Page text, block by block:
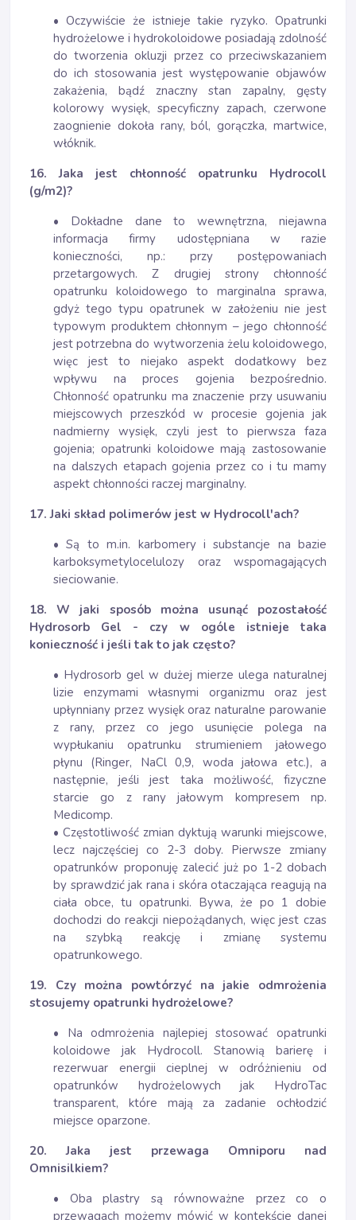
• Oczywiście że istnieje takie ryzyko. Opatrunki
hydrożelowe i hydrokoloidowe posiadają zdolność
do tworzenia okluzji przez co przeciwskazaniem
do ich stosowania jest występowanie objawów
zakażenia, bądź znaczny stan zapalny, gęsty
kolorowy wysięk, specyficzny zapach, czerwone
zaognienie dokoła rany, ból, gorączka, martwice,
włóknik.
16. Jaka jest chłonność opatrunku Hydrocoll
(g/m2)?
• Dokładne dane to wewnętrzna, niejawna
informacja firmy udostępniana w razie
konieczności, np.: przy postępowaniach
przetargowych. Z drugiej strony chłonność
opatrunku koloidowego to marginalna sprawa,
gdyż tego typu opatrunek w założeniu nie jest
typowym produktem chłonnym – jego chłonność
jest potrzebna do wytworzenia żelu koloidowego,
więc jest to niejako aspekt dodatkowy bez
wpływu na proces gojenia bezpośrednio.
Chłonność opatrunku ma znaczenie przy usuwaniu
miejscowych przeszkód w procesie gojenia jak
nadmierny wysięk, czyli jest to pierwsza faza
gojenia; opatrunki koloidowe mają zastosowanie
na dalszych etapach gojenia przez co i tu mamy
aspekt chłonności raczej marginalny.
17. Jaki skład polimerów jest w Hydrocoll'ach?
• Są to m.in. karbomery i substancje na bazie
karboksymetylocelulozy oraz wspomagających
sieciowanie.
18. W jaki sposób można usunąć pozostałość
Hydrosorb Gel - czy w ogóle istnieje taka
konieczność i jeśli tak to jak często?
• Hydrosorb gel w dużej mierze ulega naturalnej
lizie enzymami własnymi organizmu oraz jest
upłynniany przez wysięk oraz naturalne parowanie
z rany, przez co jego usunięcie polega na
wypłukaniu opatrunku strumieniem jałowego
płynu (Ringer, NaCl 0,9, woda jałowa etc.), a
następnie, jeśli jest taka możliwość, fizyczne
starcie go z rany jałowym kompresem np.
Medicomp.
• Częstotliwość zmian dyktują warunki miejscowe,
lecz najczęściej co 2-3 doby. Pierwsze zmiany
opatrunków proponuję zalecić już po 1-2 dobach
by sprawdzić jak rana i skóra otaczająca reagują na
ciała obce, tu opatrunki. Bywa, że po 1 dobie
dochodzi do reakcji niepożądanych, więc jest czas
na szybką reakcję i zmianę systemu
opatrunkowego.
19. Czy można powtórzyć na jakie odmrożenia
stosujemy opatrunki hydrożelowe?
• Na odmrożenia najlepiej stosować opatrunki
koloidowe jak Hydrocoll. Stanowią barierę i
rezerwuar energii cieplnej w odróżnieniu od
opatrunków hydrożelowych jak HydroTac
transparent, które mają za zadanie ochłodzić
miejsce oparzone.
20. Jaka jest przewaga Omniporu nad
Omnisilkiem?
• Oba plastry są równoważne przez co o
przewagach możemy mówić w kontekście danej